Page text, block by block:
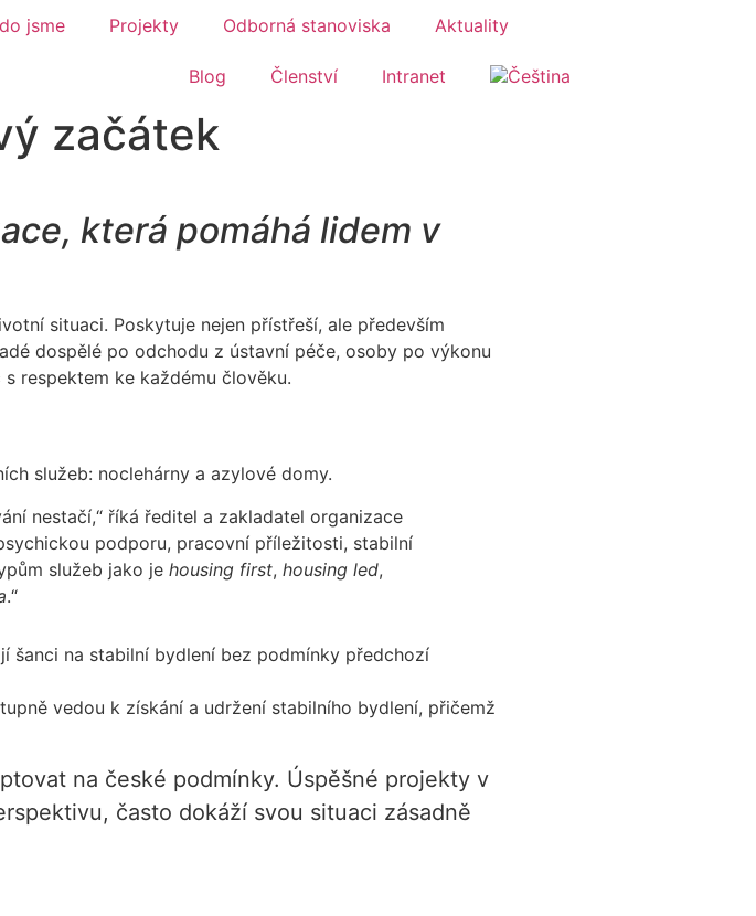
jsme Projekty Odborná stanoviska Aktuality
Blog Členství Intranet
začátek
která pomáhá lidem v
situaci. Poskytuje nejen přístřeší, ale především
dospělé po odchodu z ústavní péče, osoby po výkonu
respektem ke každému člověku.
služeb: noclehárny a azylové domy.
nestačí,“ říká ředitel a zakladatel organizace
podporu, pracovní příležitosti, stabilní
služeb jako jehousing first,housing led,
.“
šanci na stabilní bydlení bez podmínky předchozí
vedou k získání a udržení stabilního bydlení, přičemž
na české podmínky. Úspěšné projekty v
často dokáží svou situaci zásadně